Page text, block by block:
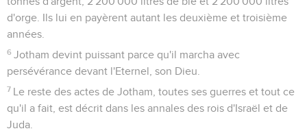
d'orge. Ils lui en payèrent autant les deuxième et troisième
années.
6 Jotham devint puissant parce qu'il marcha avec
persévérance devant l'Eternel, son Dieu.
7 Le reste des actes de Jotham, toutes ses guerres et tout ce
qu'il a fait, est décrit dans les annales des rois d'Israël et de
Juda.